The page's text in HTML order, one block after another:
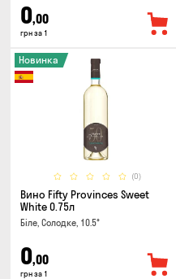
0,00
грн за 1
(0)
Новинка
Вино Fifty Provinces Sweet
White 0.75л
Біле, Солодке, 10.5°
0,00
грн за 1